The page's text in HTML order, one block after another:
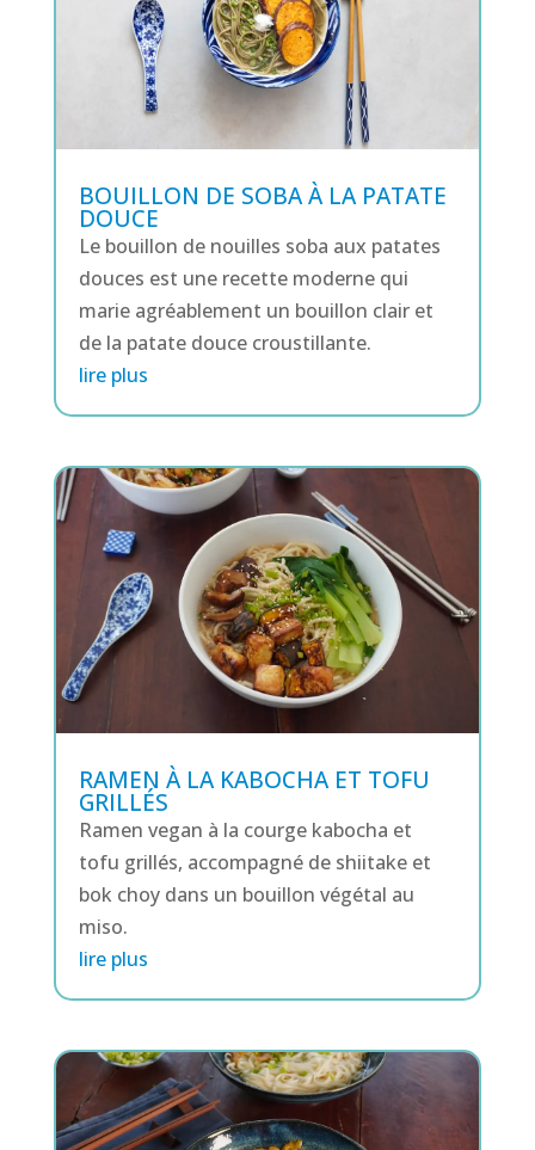
BOUILLON DE SOBA À LA PATATE
DOUCE
Le bouillon de nouilles soba aux patates
douces est une recette moderne qui
marie agréablement un bouillon clair et
de la patate douce croustillante.
lire plus
RAMEN À LA KABOCHA ET TOFU
GRILLÉS
Ramen vegan à la courge kabocha et
tofu grillés, accompagné de shiitake et
bok choy dans un bouillon végétal au
miso.
lire plus